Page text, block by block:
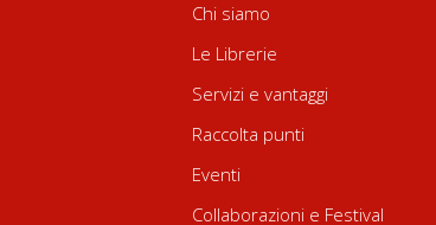
Chi siamo
Le Librerie
Servizi e vantaggi
Raccolta punti
Eventi
Collaborazioni e Festival